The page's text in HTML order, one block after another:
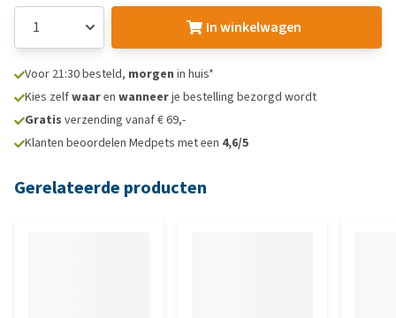
In winkelwagen
Voor 21:30 besteld, morgen in huis*
Kies zelfwaaren wanneerje bestelling bezorgd wordt
Gratis verzending vanaf € 69,-
Klanten beoordelen Medpets met een 4,6/5
Gerelateerde producten